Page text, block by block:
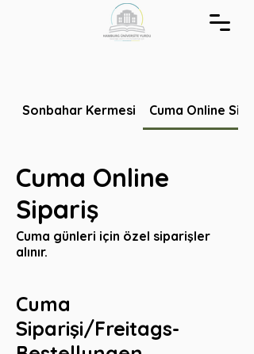
Sonbahar Kermesi Cuma Online
Cuma Online
Sipariş
Cuma günleri için özel siparişler
alınır.
Cuma
Siparişi/Freitags-